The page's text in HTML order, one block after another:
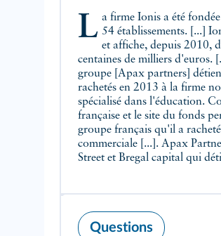
La firme Ionis a été fondée en France. Elle réunit 17 enseignes et 54 établissements. [...]
et affiche, depuis 2010,
centaines de milliers d'euros.
groupe [Apax partners]
rachetés en 2013 à la firme
spécialisé dans l'éducation.
française et le site du fonds
groupe français qu'il a
commerciale [...]. Apax
Street et Bregal capital qui
d'établissements d'enseignement supérieur français. [...] Duke Street Capital détient ainsi, depuis
l'enseignement
Eduservices, est enregistré en
2012, un bénéfice de près
détient 21 enseignes
Questions